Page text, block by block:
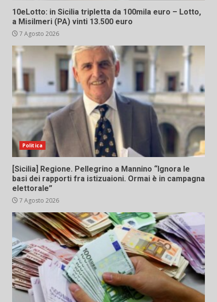
10eLotto: in Sicilia tripletta da 100mila euro – Lotto,
a Misilmeri (PA) vinti 13.500 euro
7 Agosto 2026
Politica
[Sicilia] Regione. Pellegrino a Mannino “Ignora le
basi dei rapporti fra istizuaioni. Ormai è in campagna
elettorale”
7 Agosto 2026